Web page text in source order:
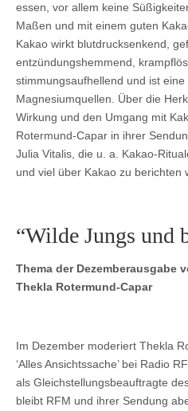
essen, vor allem keine
Maßen und mit einem guten
Kakao wirkt blutdrucksenkend,
entzündungshemmend,
stimmungsaufhellend und ist eine
Magnesiumquellen. Über die
Wirkung und den Umgang mit
Rotermund-Capar in ihrer
Julia Vitalis, die u. a. Kakao-
und viel über Kakao zu berichten
“Wilde Jungs und
Thema der Dezemberausgabe
Thekla Rotermund-Capar
Im Dezember moderiert Thekla
‘Alles Ansichtssache’ bei Radio
als Gleichstellungsbeauftragte
bleibt RFM und ihrer Sendung